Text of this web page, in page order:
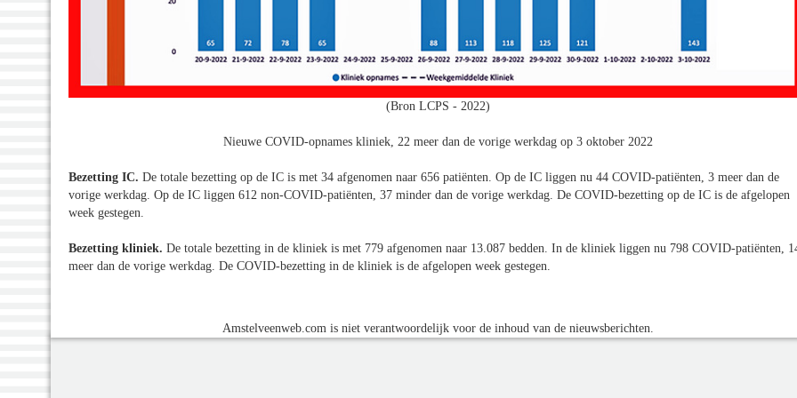
(Bron LCPS - 2022)
Nieuwe COVID-opnames kliniek, 22 meer dan de vorige werkdag op 3 oktober 2022
Bezetting IC. De totale bezetting op de IC is met 34 afgenomen naar 656 patiënten. Op de IC liggen nu 44 COVID-patiënten, 3 meer dan de
vorige werkdag. Op de IC liggen 612 non-COVID-patiënten, 37 minder dan de vorige werkdag. De COVID-bezetting op de IC is de afgelopen
week gestegen.
Bezetting kliniek. De totale bezetting in de kliniek is met 779 afgenomen naar 13.087 bedden. In de kliniek liggen nu 798 COVID-patiënten,
meer dan de vorige werkdag. De COVID-bezetting in de kliniek is de afgelopen week gestegen.
Amstelveenweb.com is niet verantwoordelijk voor de inhoud van de nieuwsberichten.